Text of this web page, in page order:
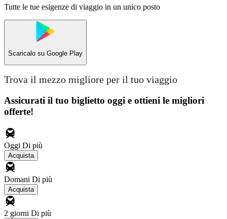
Tutte le tue esigenze di viaggio in un unico posto
Scaricalo su Google Play
Trova il mezzo migliore per il tuo viaggio
Assicurati il ​​tuo biglietto oggi e ottieni le migliori
offerte!
Oggi Di più
Acquista
Domani Di più
Acquista
2 giorni Di più